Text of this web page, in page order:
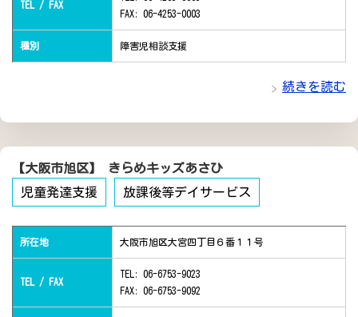
TEL / FAX
FAX: 06-4253-0003
種別 障害児相談支援
続きを読む
【大阪市旭区】 きらめキッズあさひ
児童発達支援
放課後等デイサービス
所在地 大阪市旭区大宮四丁目６番１１号
TEL / FAX
TEL: 06-6753-9023
FAX: 06-6753-9092